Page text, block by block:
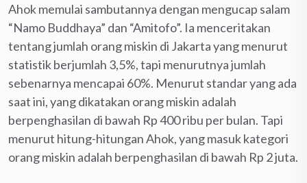
Ahok memulai sambutannya dengan mengucap salam
“Namo Buddhaya” dan “Amitofo”. Ia menceritakan
tentang jumlah orang miskin di Jakarta yang menurut
statistik berjumlah 3,5%, tapi menurutnya jumlah
sebenarnya mencapai 60%. Menurut standar yang ada
saat ini, yang dikatakan orang miskin adalah
berpenghasilan di bawah Rp 400 ribu per bulan. Tapi
menurut hitung-hitungan Ahok, yang masuk kategori
orang miskin adalah berpenghasilan di bawah Rp 2 juta.